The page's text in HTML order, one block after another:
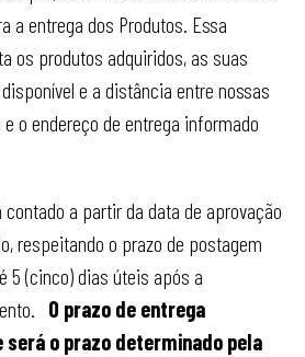
a entrega dos Produtos. Essa
os produtos adquiridos, as suas
e a distância entre nossas
o endereço de entrega informado
contado a partir da data de aprovação
respeitando o prazo de postagem
5 (cinco) dias úteis após a
O prazo de entrega
será o prazo determinado pela